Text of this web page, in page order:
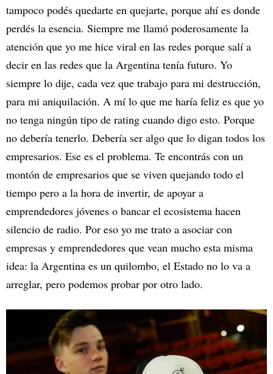
tampoco podés quedarte en quejarte, porque ahí es donde
perdés la esencia. Siempre me llamó poderosamente la
atención que yo me hice viral en las redes porque salí a
decir en las redes que la Argentina tenía futuro. Yo
siempre lo dije, cada vez que trabajo para mi destrucción,
para mi aniquilación. A mí lo que me haría feliz es que yo
no tenga ningún tipo de rating cuando digo esto. Porque
no debería tenerlo. Debería ser algo que lo digan todos los
empresarios. Ese es el problema. Te encontrás con un
montón de empresarios que se viven quejando todo el
tiempo pero a la hora de invertir, de apoyar a
emprendedores jóvenes o bancar el ecosistema hacen
silencio de radio. Por eso yo me trato a asociar con
empresas y emprendedores que vean mucho esta misma
idea: la Argentina es un quilombo, el Estado no lo va a
arreglar, pero podemos probar por otro lado.